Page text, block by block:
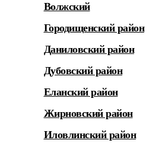
Волжский
Городищенский район
Даниловский район
Дубовский район
Еланский район
Жирновский район
Иловлинский район